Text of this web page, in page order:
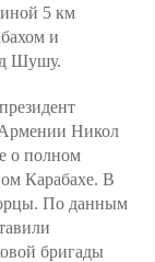
5 км
и
Шушу.
Никол
о полном
Карабахе. В
По данным
бригады